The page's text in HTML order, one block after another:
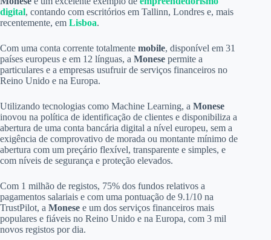
digital, contando com escritórios em Tallinn, Londres e, mais
recentemente, em Lisboa.
Com uma conta corrente totalmente mobile, disponível em 31
países europeus e em 12 línguas, a Monese permite a
particulares e a empresas usufruir de serviços financeiros no
Reino Unido e na Europa.
Utilizando tecnologias como Machine Learning, a Monese
inovou na política de identificação de clientes e disponibiliza a
abertura de uma conta bancária digital a nível europeu, sem a
exigência de comprovativo de morada ou montante mínimo de
abertura com um preçário flexível, transparente e simples, e
com níveis de segurança e proteção elevados.
Com 1 milhão de registos, 75% dos fundos relativos a
pagamentos salariais e com uma pontuação de 9.1/10 na
TrustPilot, a Monese e um dos serviços financeiros mais
populares e fiáveis no Reino Unido e na Europa, com 3 mil
novos registos por dia.